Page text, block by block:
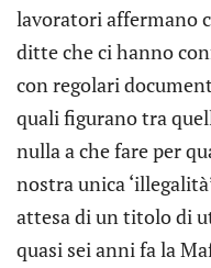
lavoratori affermano
ditte che ci hanno
con regolari
quali figurano tra
nulla a che fare per
nostra unica
attesa di un titolo di
quasi sei anni fa la